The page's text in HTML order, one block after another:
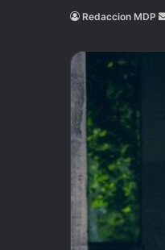
Redaccion MDP